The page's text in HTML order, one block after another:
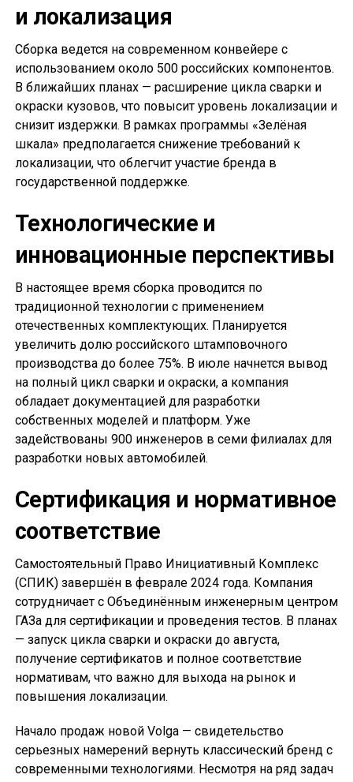
и локализация
Сборка ведется на современном конвейере с
использованием около 500 российских компонентов.
В ближайших планах — расширение цикла сварки и
окраски кузовов, что повысит уровень локализации и
снизит издержки. В рамках программы «Зелёная
шкала» предполагается снижение требований к
локализации, что облегчит участие бренда в
государственной поддержке.
Технологические и
инновационные перспективы
В настоящее время сборка проводится по
традиционной технологии с применением
отечественных комплектующих. Планируется
увеличить долю российского штамповочного
производства до более 75%. В июле начнется вывод
на полный цикл сварки и окраски, а компания
обладает документацией для разработки
собственных моделей и платформ. Уже
задействованы 900 инженеров в семи филиалах для
разработки новых автомобилей.
Сертификация и нормативное
соответствие
Самостоятельный Право Инициативный Комплекс
(СПИК) завершён в феврале 2024 года. Компания
сотрудничает с Объединённым инженерным центром
ГАЗа для сертификации и проведения тестов. В планах
— запуск цикла сварки и окраски до августа,
получение сертификатов и полное соответствие
нормативам, что важно для выхода на рынок и
повышения локализации.
Начало продаж новой Volga — свидетельство
серьезных намерений вернуть классический бренд с
современными технологиями. Несмотря на ряд задач